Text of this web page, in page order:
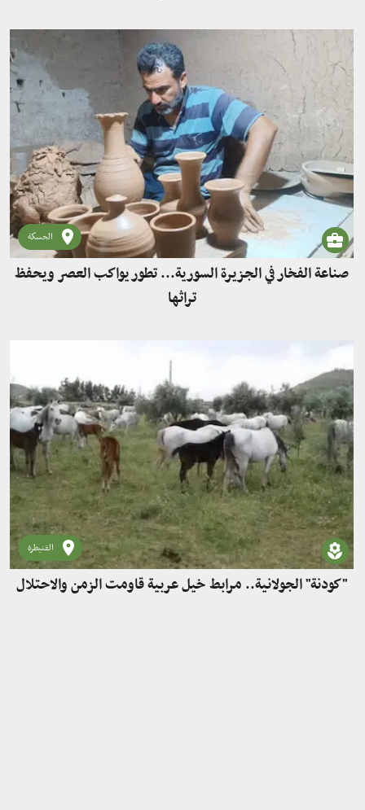
الحسكة
صناعة الفخار في الجزيرة السورية... تطور يواكب العصر ويحفظ
تراثها
القنيطرة
"كودنة" الجولانية.. مرابط خيل عربية قاومت الزمن والاحتلال